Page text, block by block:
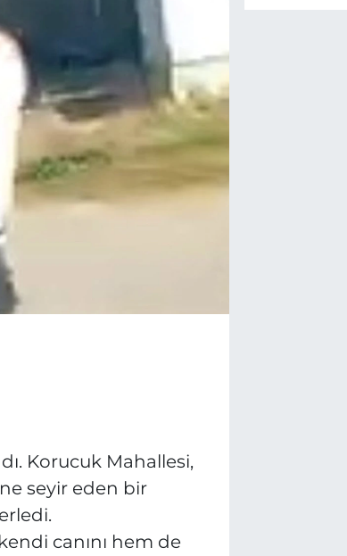
Korucuk Mahallesi,
seyir eden bir
canını hem de